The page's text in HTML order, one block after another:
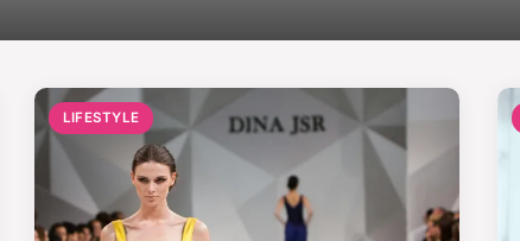
LIFESTYLE